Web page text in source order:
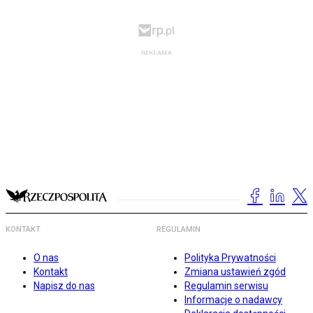
KONTAKT
O nas
Kontakt
Napisz do nas
REGULAMIN
Polityka Prywatności
Zmiana ustawień zgód
Regulamin serwisu
Informacje o nadawcy